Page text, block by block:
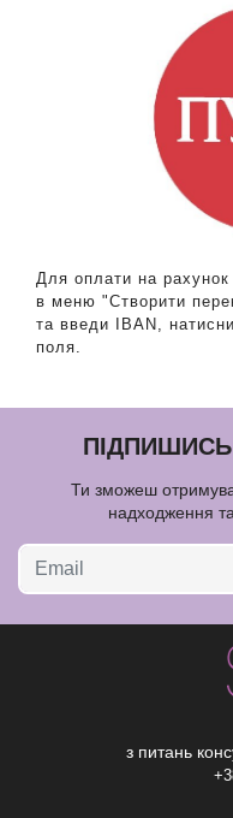
Для оплати на
в меню "Створити
та введи IBAN,
поля.
Ти зможеш
надходження
з питань